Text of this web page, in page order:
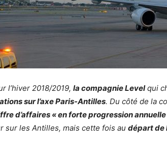
l’hiver 2018/2019, la compagnie Levelqui
sur l’axe Paris-Antilles. Du côté de la
d’affaires « en forte progression annuelle
sur les Antilles, mais cette fois au départ de